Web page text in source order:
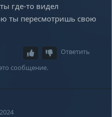
где-то видел
ты пересмотришь свою
Ответить
сообщение.